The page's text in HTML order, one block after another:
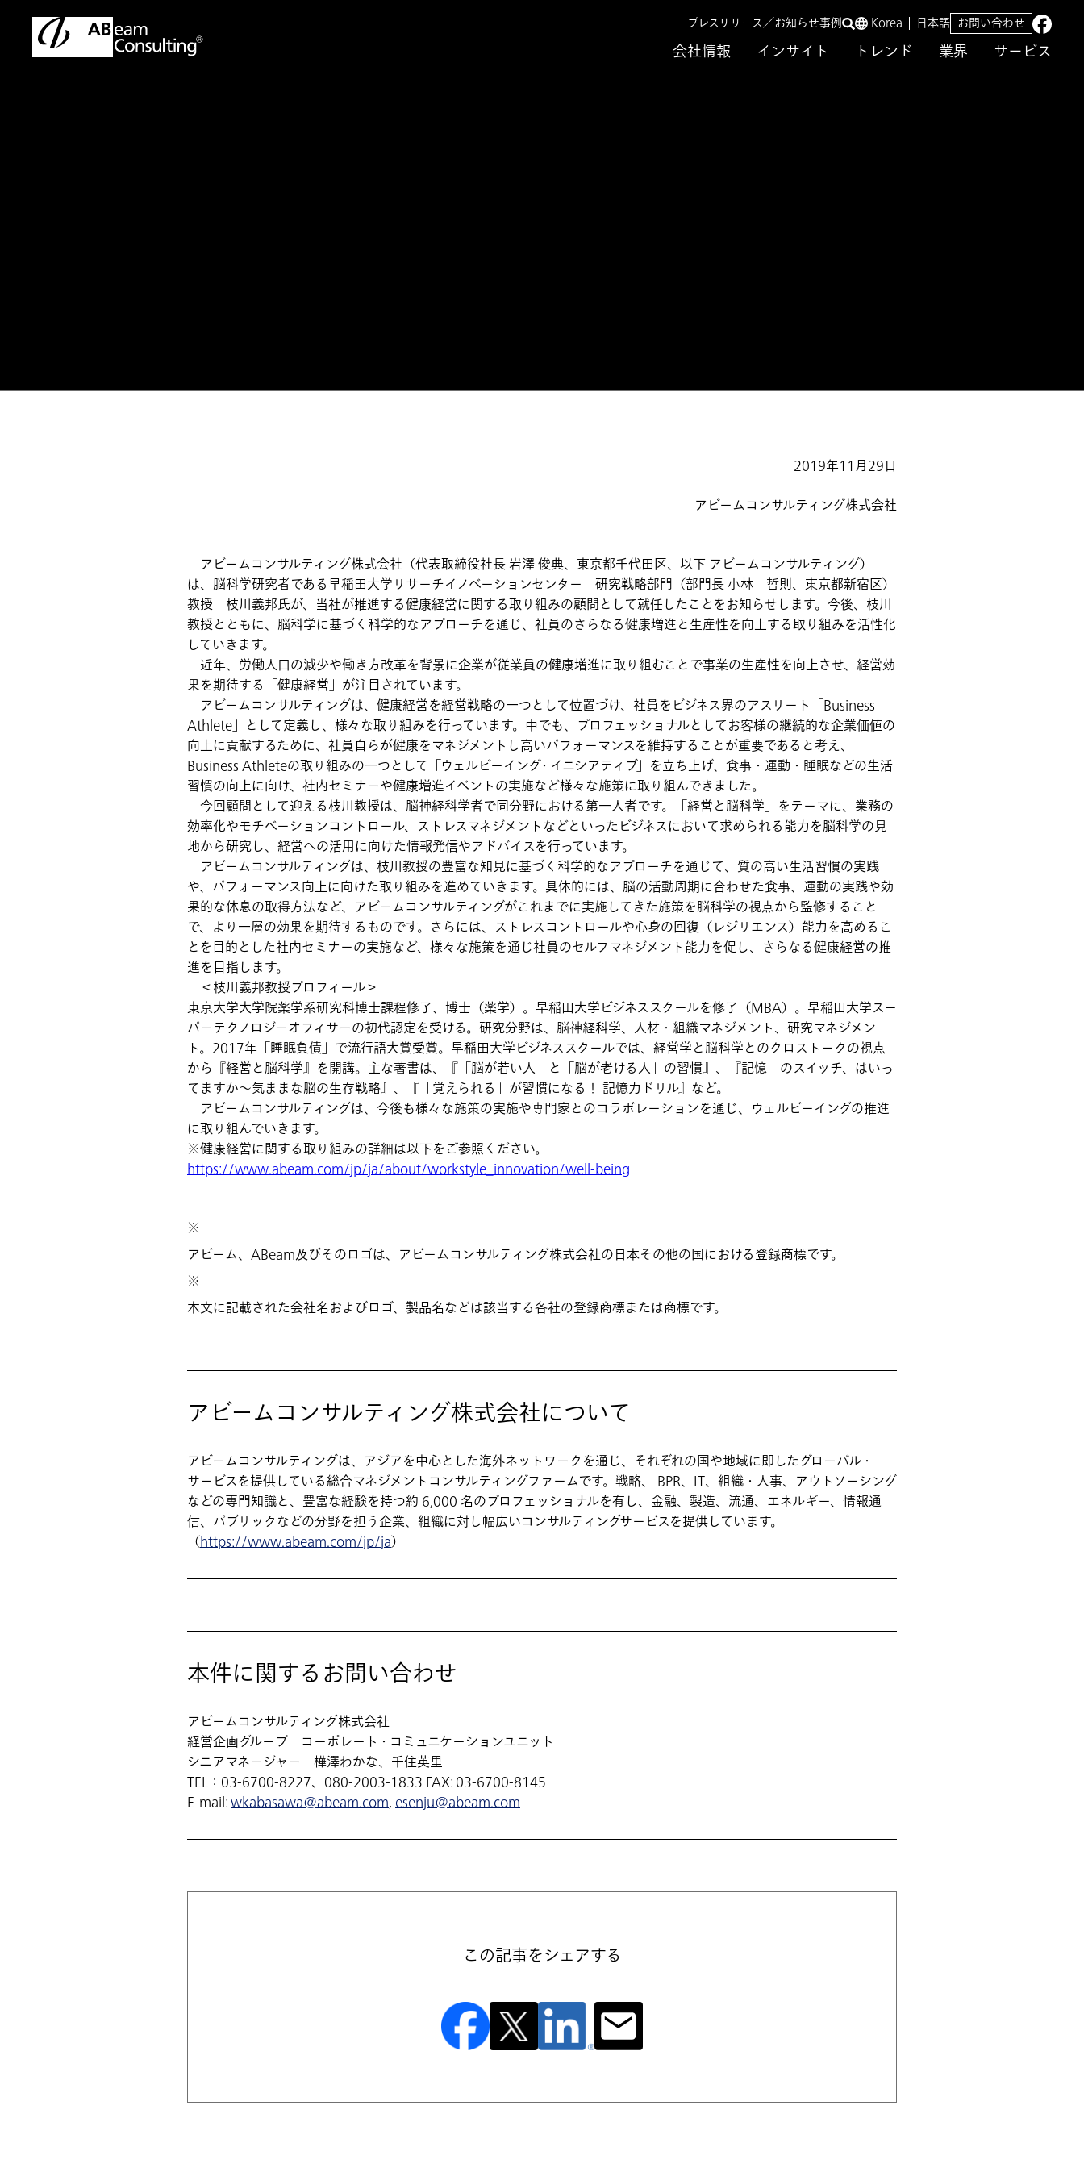
会社情報 インサイト トレンド 業界 サービス
プレスリリース／お知らせ事例 Korea 日本語 お問い合わせ
2019年11月29日
アビームコンサルティング株式会社
アビームコンサルティング株式会社（代表取締役社長 岩澤 俊典、東京都千代田区、以下 アビームコンサルティング）
は、脳科学研究者である早稲田大学リサーチイノベーションセンター 研究戦略部門（部門長 小林 哲則、東京都新宿区）
教授 枝川義邦氏が、当社が推進する健康経営に関する取り組みの顧問として就任したことをお知らせします。今後、枝川
教授とともに、脳科学に基づく科学的なアプローチを通じ、社員のさらなる健康増進と生産性を向上する取り組みを活性化
していきます。
近年、労働人口の減少や働き方改革を背景に企業が従業員の健康増進に取り組むことで事業の生産性を向上させ、経営効
果を期待する「健康経営」が注目されています。
アビームコンサルティングは、健康経営を経営戦略の一つとして位置づけ、社員をビジネス界のアスリート「Business
Athlete」として定義し、様々な取り組みを行っています。中でも、プロフェッショナルとしてお客様の継続的な企業価値の
向上に貢献するために、社員自らが健康をマネジメントし高いパフォーマンスを維持することが重要であると考え、
Business Athleteの取り組みの一つとして「ウェルビーイング・イニシアティブ」を立ち上げ、食事・運動・睡眠などの生活
習慣の向上に向け、社内セミナーや健康増進イベントの実施など様々な施策に取り組んできました。
今回顧問として迎える枝川教授は、脳神経科学者で同分野における第一人者です。「経営と脳科学」をテーマに、業務の
効率化やモチベーションコントロール、ストレスマネジメントなどといったビジネスにおいて求められる能力を脳科学の見
地から研究し、経営への活用に向けた情報発信やアドバイスを行っています。
アビームコンサルティングは、枝川教授の豊富な知見に基づく科学的なアプローチを通じて、質の高い生活習慣の実践
や、パフォーマンス向上に向けた取り組みを進めていきます。具体的には、脳の活動周期に合わせた食事、運動の実践や効
果的な休息の取得方法など、アビームコンサルティングがこれまでに実施してきた施策を脳科学の視点から監修すること
で、より一層の効果を期待するものです。さらには、ストレスコントロールや心身の回復（レジリエンス）能力を高めるこ
とを目的とした社内セミナーの実施など、様々な施策を通じ社員のセルフマネジメント能力を促し、さらなる健康経営の推
進を目指します。
＜枝川義邦教授プロフィール＞
東京大学大学院薬学系研究科博士課程修了、博士（薬学）。早稲田大学ビジネススクールを修了（MBA）。早稲田大学スー
パーテクノロジーオフィサーの初代認定を受ける。研究分野は、脳神経科学、人材・組織マネジメント、研究マネジメン
ト。2017年「睡眠負債」で流行語大賞受賞。早稲田大学ビジネススクールでは、経営学と脳科学とのクロストークの視点
から『経営と脳科学』を開講。主な著書は、『「脳が若い人」と「脳が老ける人」の習慣』、『記憶 のスイッチ、はいっ
てますか～気ままな脳の生存戦略』、『「覚えられる」が習慣になる！ 記憶力ドリル』など。
アビームコンサルティングは、今後も様々な施策の実施や専門家とのコラボレーションを通じ、ウェルビーイングの推進
に取り組んでいきます。
※健康経営に関する取り組みの詳細は以下をご参照ください。
https://www.abeam.com/jp/ja/about/workstyle_innovation/well-being
※
アビーム、ABeam及びそのロゴは、アビームコンサルティング株式会社の日本その他の国における登録商標です。
※
本文に記載された会社名およびロゴ、製品名などは該当する各社の登録商標または商標です。
アビームコンサルティング株式会社について
アビームコンサルティングは、アジアを中心とした海外ネットワークを通じ、それぞれの国や地域に即したグローバル・
サービスを提供している総合マネジメントコンサルティングファームです。戦略、 BPR、IT、組織・人事、アウトソーシング
などの専門知識と、豊富な経験を持つ約 6,000 名のプロフェッショナルを有し、金融、製造、流通、エネルギー、情報通
信、パブリックなどの分野を担う企業、組織に対し幅広いコンサルティングサービスを提供しています。
（https://www.abeam.com/jp/ja）
本件に関するお問い合わせ
アビームコンサルティング株式会社
経営企画グループ コーポレート・コミュニケーションユニット
シニアマネージャー 樺澤わかな、千住英里
TEL：03-6700-8227、080-2003-1833 FAX: 03-6700-8145
E-mail:wkabasawa@abeam.com, esenju@abeam.com
この記事をシェアする